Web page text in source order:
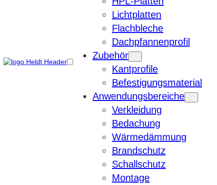
Lichtplatten
Flachbleche
Dachpfannenprofil
Zubehör
Kantprofile
Befestigungsmaterial
Anwendungsbereiche
Verkleidung
Bedachung
Wärmedämmung
Brandschutz
Schallschutz
Montage